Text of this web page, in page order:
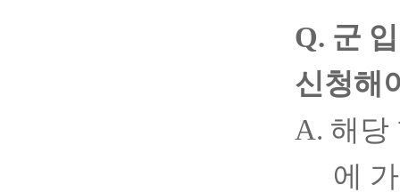
Q. 군
신청해
A. 해당
에